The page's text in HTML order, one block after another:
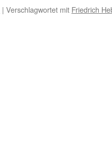
| Verschlagwortet mit Friedrich